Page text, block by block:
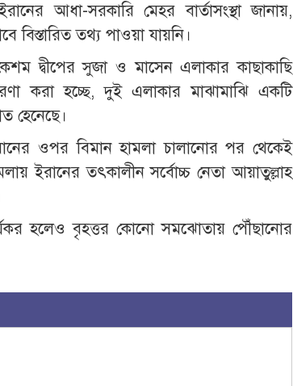
আধা-সরকারি মেহর বার্তাসংস্থা জানায়,
বিস্তারিত তথ্য পাওয়া যায়নি।
দ্বীপের সুজা ও মাসেন এলাকার কাছাকাছি
করা হচ্ছে, দুই এলাকার মাঝামাঝি একটি
হেনেছে।
ওপর বিমান হামলা চালানোর পর থেকেই
ইরানের তৎকালীন সর্বোচ্চ নেতা আয়াতুল্লাহ
হলেও বৃহত্তর কোনো সমঝোতায় পৌঁছানোর